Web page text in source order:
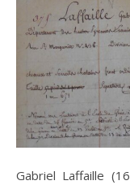
Gabriel Laffaille